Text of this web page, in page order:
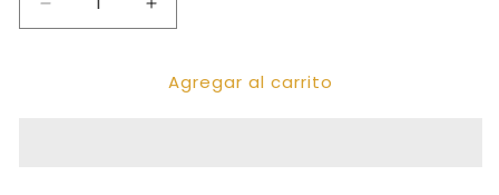
Reducir
cantidad
Aumentar
cantidad
PRUNEX
Agregar al carrito